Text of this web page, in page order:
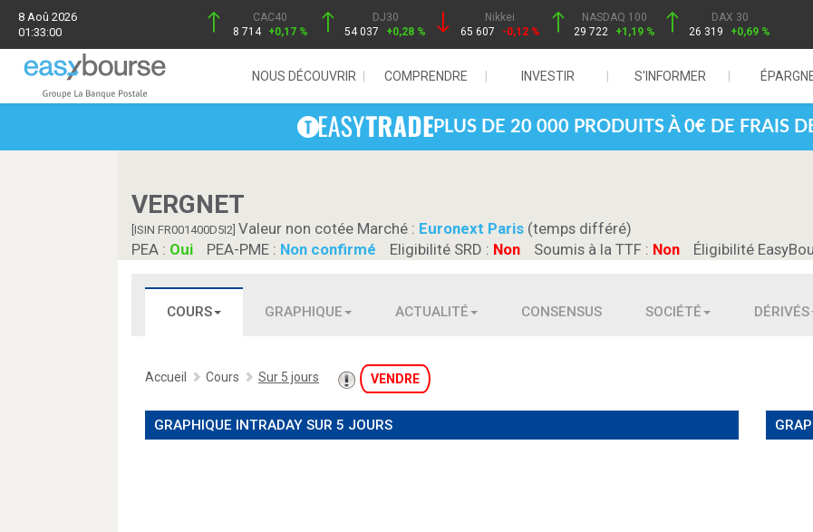
8 Aoû 2026
01:33:00
CAC40
8 714 +0,17 %
DJ30
54 037
+0,28 %
Nikkei
65 607
-0,12 %
NASDAQ 100
29 722
+1,19 %
DAX 30
26 319
+0,69 %
NOUS DÉCOUVRIR COMPRENDRE INVESTIR S'INFORMER
PLUS DE 20 000 PRODUITS À 0€ DE FRAIS
VERGNET
[ISIN FR001400D5I2] Valeur non cotée Marché : Euronext Paris (temps différé)
PEA : Oui PEA-PME : Non confirmé Eligibilité SRD : Non Soumis à la TTF : Non Éligibilité
COURS GRAPHIQUE ACTUALITÉ CONSENSUS SOCIÉTÉ DÉRIVÉS
Accueil Cours Sur 5 jours VENDRE
GRAPHIQUE INTRADAY SUR 5 JOURS